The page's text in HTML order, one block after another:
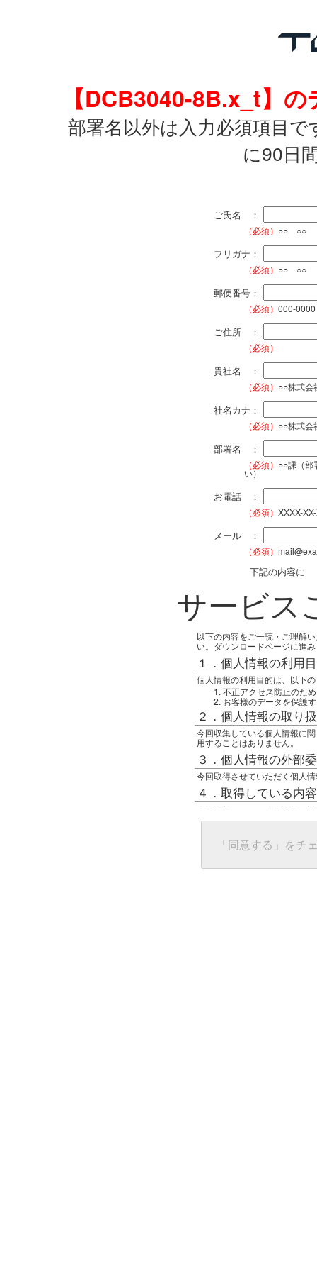
【DCB3040-8B.x_t】
部署名以外は入力必須項目
に90日
ご氏名 ：
（必須） ○○ ○○
フリガナ：
（必須） ○○ ○○
郵便番号：
（必須） 000-0000
ご住所 ：
（必須）
貴社名 ：
（必須） ○○株式会
社名カナ：
（必須） ○○株式会
部署名 ：
（必須） ○○課（部
い）
お電話 ：
（必須） XXXX-
メール ：
（必須）
下記の内容に
サービス
以下の内容をご一読・ご理解
い。ダウンロードページに進
１．個人情報の利用
個人情報の利用目的は、以下
不正アクセス防止のため
お客様のデータを保護
２．個人情報の取り
今回収集している個人情報に
用することはありません。
３．個人情報の外部
今回取得させていただく個人
４．取得している内
今回取得している個人情報は
任意の名前
グローバルIPアドレス
接続ホスト情報
５．個人情報に関す
「同意する」をチ